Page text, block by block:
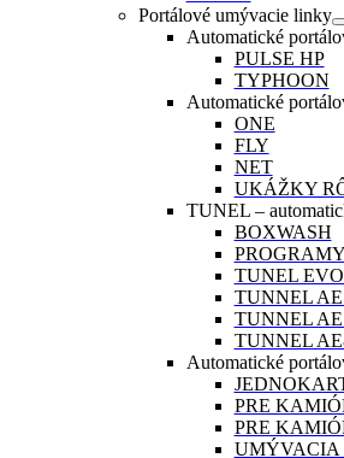
Portálové umývacie linky
Automatické
PULSE HP
TYPHOON
Automatické
ONE
FLY
NET
UKÁŽKY
TUNEL –
BOXWASH
TUNEL
TUNNEL
TUNNEL
TUNNEL
Automatické
PRE
PRE